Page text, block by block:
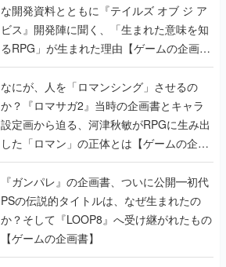
な開発資料とともに『テイルズ オブ ジ ア
ビス』開発陣に聞く、「生まれた意味を知
るRPG」が生まれた理由【ゲームの企画
書】
なにが、人を「ロマンシング」させるの
か？『ロマサガ2』当時の企画書とキャラ
設定画から迫る、河津秋敏がRPGに生み出
した「ロマン」の正体とは【ゲームの企画
書】
『ガンパレ』の企画書、ついに公開━初代
PSの伝説的タイトルは、なぜ生まれたの
か？そして『LOOP8』へ受け継がれたもの
【ゲームの企画書】